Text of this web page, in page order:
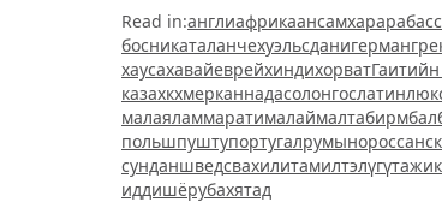
Read in:англиафрикаансамхарараб
босникаталанчехуэльсданигерман
хаусахавайеврейхиндихорват
казахкхмерканнадасолонгослатин
малаяламмаратималаймалтабирм
польшпуштупортугалрумынорос
сунданшведсвахилитамилтэлүгүтажик
иддишёрубахятад